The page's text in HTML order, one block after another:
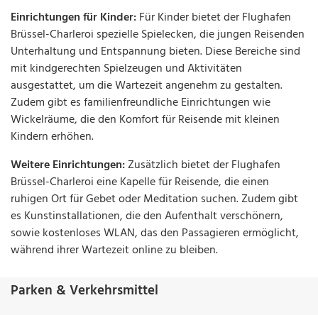
Einrichtungen für Kinder:Für Kinder bietet der Flughafen
Brüssel-Charleroi spezielle Spielecken, die jungen Reisenden
Unterhaltung und Entspannung bieten. Diese Bereiche sind
mit kindgerechten Spielzeugen und Aktivitäten
ausgestattet, um die Wartezeit angenehm zu gestalten.
Zudem gibt es familienfreundliche Einrichtungen wie
Wickelräume, die den Komfort für Reisende mit kleinen
Kindern erhöhen.
Weitere Einrichtungen:Zusätzlich bietet der Flughafen
Brüssel-Charleroi eine Kapelle für Reisende, die einen
ruhigen Ort für Gebet oder Meditation suchen. Zudem gibt
es Kunstinstallationen, die den Aufenthalt verschönern,
sowie kostenloses WLAN, das den Passagieren ermöglicht,
während ihrer Wartezeit online zu bleiben.
Parken & Verkehrsmittel